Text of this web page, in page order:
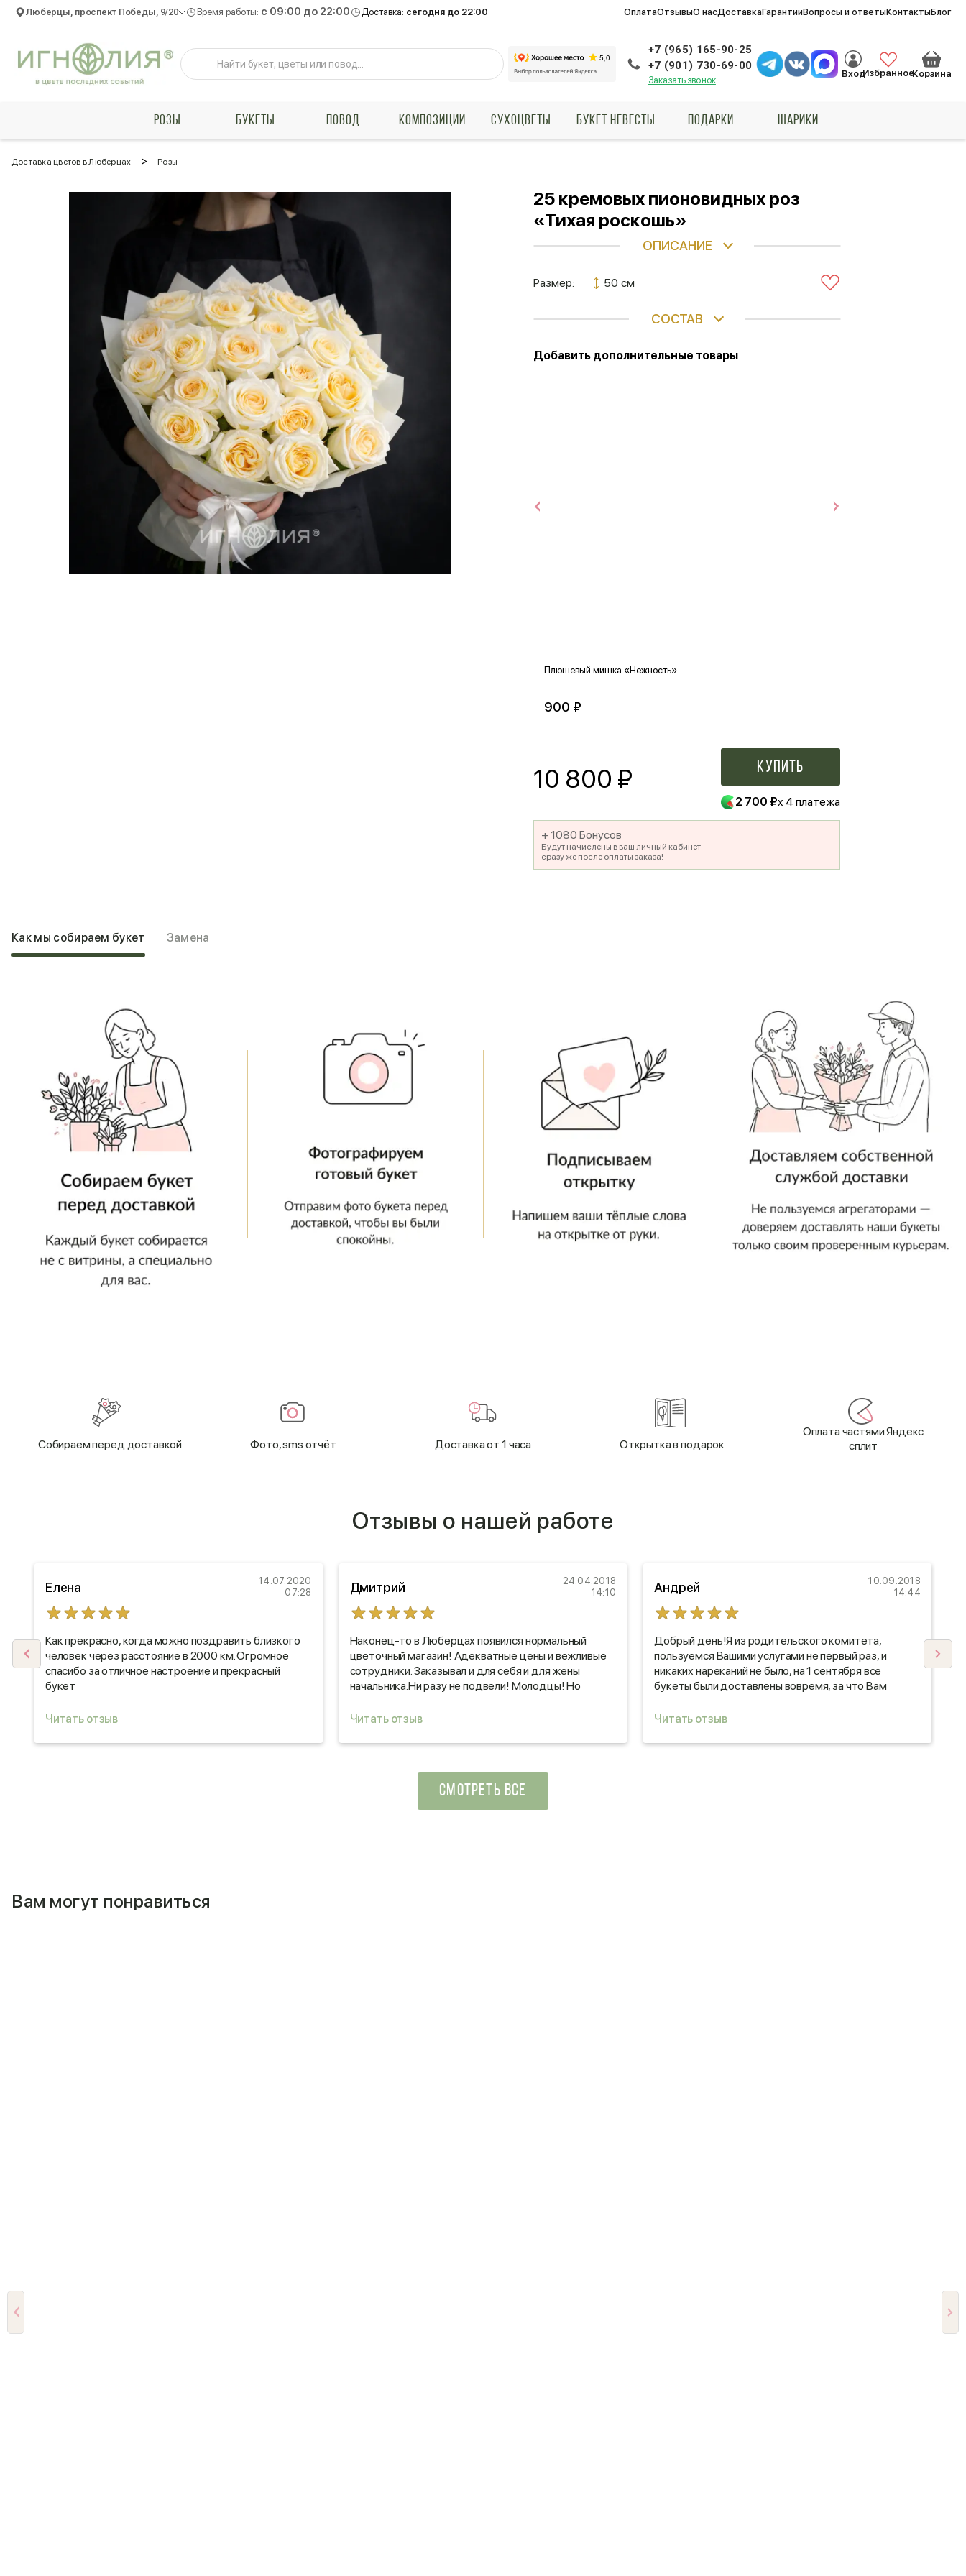
Люберцы, проспект Победы, 9/20 Время работы: c 09:00 до 22:00 Доставка: сегодня до 22:00 ОплатаОтзывыО насДоставкаГарантииВопросы и ответыКонтактыБлог
+7 (965) 165-90-25
+7 (901) 730-69-00
Заказать звонок
ВходИзбранноеКорзина
РОЗЫ БУКЕТЫ ПОВОД КОМПОЗИЦИИ СУХОЦВЕТЫ БУКЕТ НЕВЕСТЫ ПОДАРКИ ШАРИКИ
Доставка цветов в Люберцах > Розы
25 кремовых пионовидных роз
«Тихая роскошь»
ОПИСАНИЕ
Размер: 50 см
СОСТАВ
Добавить дополнительные товары
Плюшевый мишка «Нежность»
900 ₽
10 800 ₽ Купить
2 700 ₽x 4 платежа
+ 1080 Бонусов
Будут начислены в ваш личный кабинет
сразу же после оплаты заказа!
Как мы собираем букет Замена
Cобираем перед доставкой Фото, sms отчёт Доставка от 1 часа Открытка в подарок
Оплата частями Яндекс
сплит
Отзывы о нашей работе
Елена
14.07.2020
07:28
Как прекрасно, когда можно поздравить близкого
человек через расстояние в 2000 км. Огромное
спасибо за отличное настроение и прекрасный
букет
Читать отзыв
Дмитрий
24.04.2018
14:10
Наконец-то в Люберцах появился нормальный
цветочный магазин! Адекватные цены и вежливые
сотрудники. Заказывал и для себя и для жены
начальника.Ни разу не подвели! Молодцы! Но
Читать отзыв
Андрей
10.09.2018
14:44
Добрый день!Я из родительского комитета,
пользуемся Вашими услугами не первый раз, и
никаких нареканий не было, на 1 сентября все
букеты были доставлены вовремя, за что Вам
довольны!)
Читать отзыв
СМОТРЕТЬ ВСЕ
Вам могут понравиться